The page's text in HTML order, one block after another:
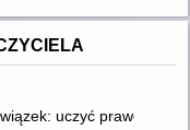
zawodu nauczyciela
uczyć prawdy